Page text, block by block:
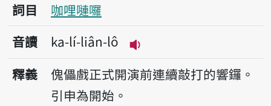
詞目
咖哩嗹囉
音讀
ka-lí-liân-lô
播放音讀ka-lí-liân-lô
釋義
傀儡戲正式開演前連續敲打的響鑼。
引申為開始。